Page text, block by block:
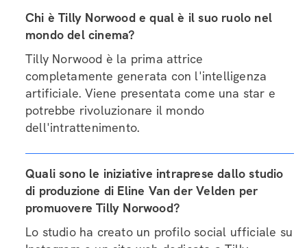
Chi è Tilly Norwood e qual è il suo ruolo nel
mondo del cinema?
Tilly Norwood è la prima attrice
completamente generata con l'intelligenza
artificiale. Viene presentata come una star e
potrebbe rivoluzionare il mondo
dell'intrattenimento.
Quali sono le iniziative intraprese dallo studio
di produzione di Eline Van der Velden per
promuovere Tilly Norwood?
Lo studio ha creato un profilo social ufficiale su